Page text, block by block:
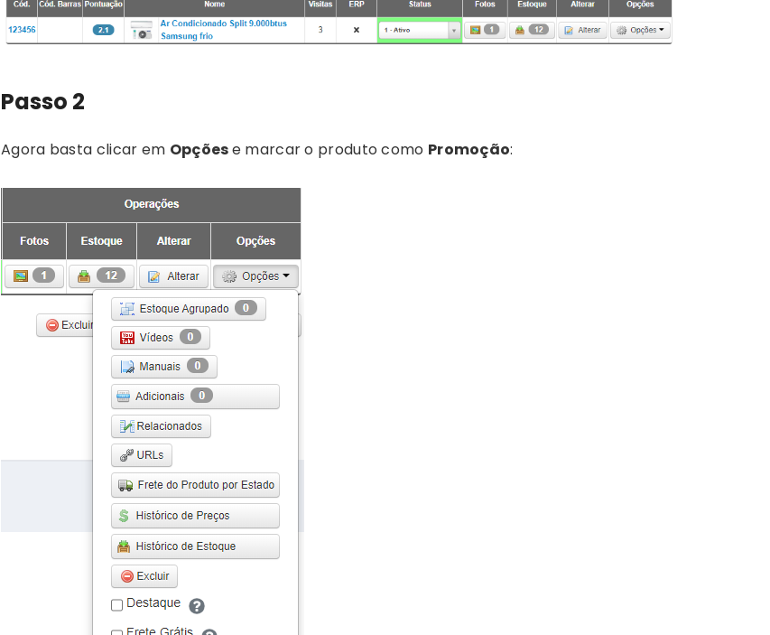
Passo 2
Agora basta clicar em Opçõese marcar o produto como Promoção: